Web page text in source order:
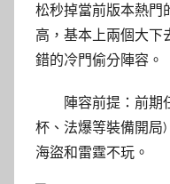
松秒掉當前版本熱門
高，基本上兩個大下
錯的冷門偷分陣容。
陣容前提：前期
杯、法爆等裝備開局
海盜和雷霆不玩。